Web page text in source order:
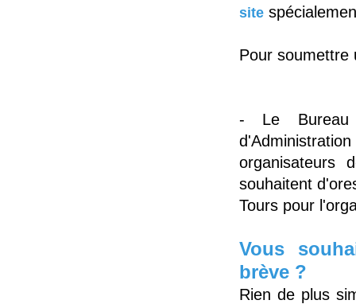
site
Pour
- Le Bureau
organisateurs
souhaitent
Tours pour
Vous
brève ?
Rien de plus